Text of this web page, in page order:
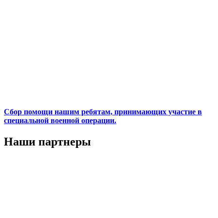
Сбор помощи нашим ребятам, принимающих участие в
специальной военной операции.
Наши партнеры